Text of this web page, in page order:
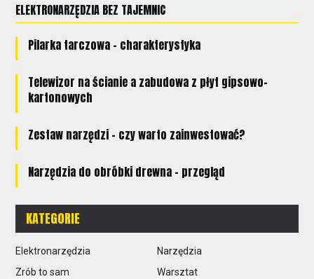
ELEKTRONARZĘDZIA BEZ TAJEMNIC
Pilarka tarczowa - charakterystyka
Telewizor na ścianie a zabudowa z płyt gipsowo-
kartonowych
Zestaw narzędzi - czy warto zainwestować?
Narzędzia do obróbki drewna - przegląd
KATEGORIE
Elektronarzędzia
Narzędzia
Zrób to sam
Warsztat